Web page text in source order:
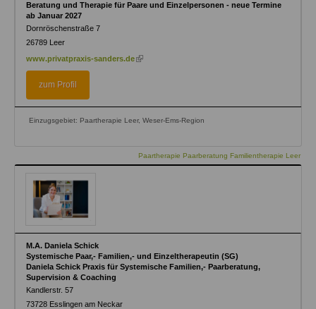
Beratung und Therapie für Paare und Einzelpersonen - neue Termine
ab Januar 2027
Dornröschenstraße 7
26789
Leer
www.privatpraxis-sanders.de (link
zum Profil
Einzugsgebiet: Paartherapie Leer, Weser-Ems-Region
Paartherapie Paarberatung Familientherapie Leer
M.A. Daniela Schick
Systemische Paar,- Familien,- und Einzeltherapeutin (SG)
Daniela Schick Praxis für Systemische Familien,- Paarberatung,
Supervision & Coaching
Kandlerstr. 57
73728 Esslingen am Neckar